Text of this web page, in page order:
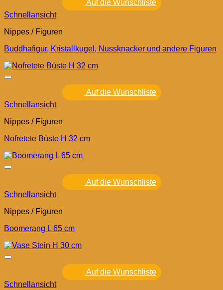
Auf die Wunschliste
Schnellansicht
Nippes / Figuren
Buddhafigur, Kristallkugel, Nussknacker und andere Figuren
Auf die Wunschliste
Schnellansicht
Nippes / Figuren
Nofretete Büste H 32 cm
Auf die Wunschliste
Schnellansicht
Nippes / Figuren
Boomerang L 65 cm
Auf die Wunschliste
Schnellansicht